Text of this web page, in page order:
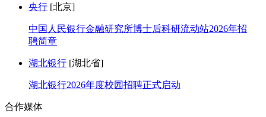
央行 [北京]
中国人民银行金融研究所博士后科研流动站2026年招
聘简章
湖北银行 [湖北省]
湖北银行2026年度校园招聘正式启动
合作媒体